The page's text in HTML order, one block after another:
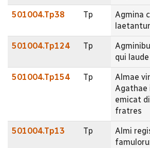
501004.Tp38 Tp
Agmina
501004.Tp124 Tp
qui
501004.Tp154 Tp
Almae
Agathae
emicat
fratres
501004.Tp13 Tp
Almi